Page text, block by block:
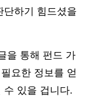
단하기 힘드셨을
을 통해 펀드 가
요한 정보를 얻
수 있을 겁니다.